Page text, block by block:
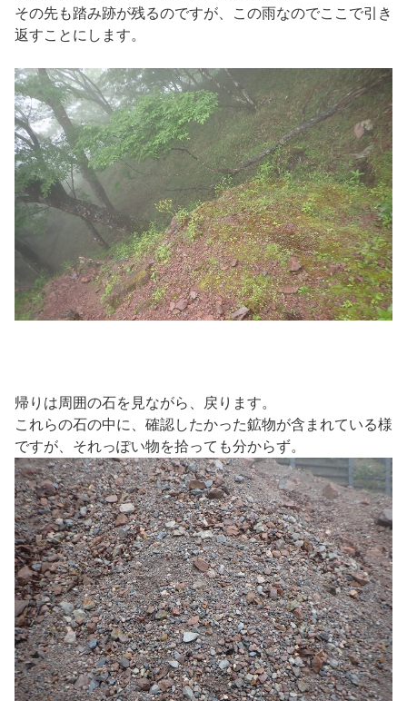
その先も踏み跡が残るのですが、この雨なのでここで引き
返すことにします。
帰りは周囲の石を見ながら、戻ります。
これらの石の中に、確認したかった鉱物が含まれている様
ですが、それっぽい物を拾っても分からず。